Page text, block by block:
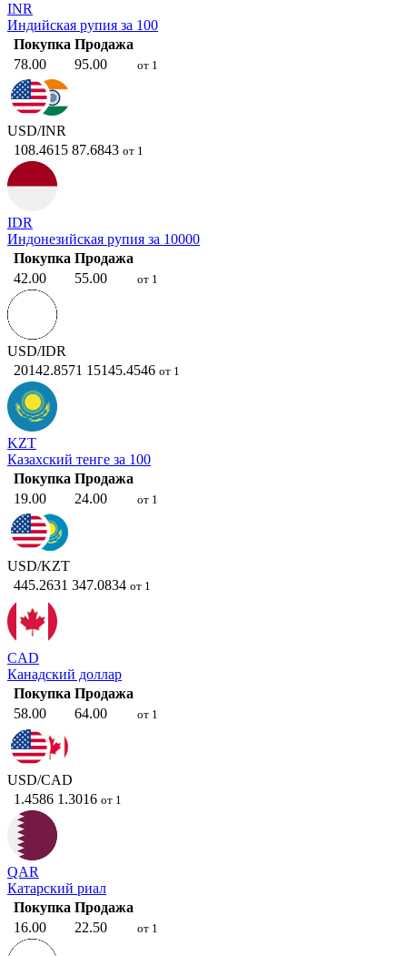
INR
Индийская рупия за 100
Покупка Продажа
78.00
95.00 от 1
USD/INR
108.4615 87.6843 от 1
IDR
Индонезийская рупия за 10000
Покупка Продажа
42.00
55.00 от 1
USD/IDR
20142.8571 15145.4546 от 1
KZT
Казахский тенге за 100
Покупка Продажа
19.00
24.00 от 1
USD/KZT
445.2631 347.0834 от 1
CAD
Канадский доллар
Покупка Продажа
58.00
64.00 от 1
USD/CAD
1.4586 1.3016 от 1
QAR
Катарский риал
Покупка Продажа
16.00
22.50 от 1